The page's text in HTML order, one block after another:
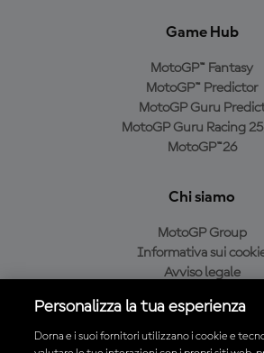
Game Hub
MotoGP™ Fantasy
MotoGP™ Predictor
MotoGP Guru
MotoGP Guru Racing
MotoGP™26
Chi siamo
MotoGP Group
Informativa sui
Avviso legale
Condizioni di acquisto
Personalizza la tua esperienza
Dorna e i suoi fornitori utilizzano i cookie e